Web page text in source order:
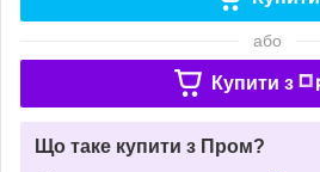
або
Купити з
Що таке купити з Пром?